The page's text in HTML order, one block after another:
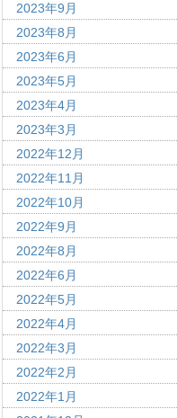
2023年9月
2023年8月
2023年6月
2023年5月
2023年4月
2023年3月
2022年12月
2022年11月
2022年10月
2022年9月
2022年8月
2022年6月
2022年5月
2022年4月
2022年3月
2022年2月
2022年1月